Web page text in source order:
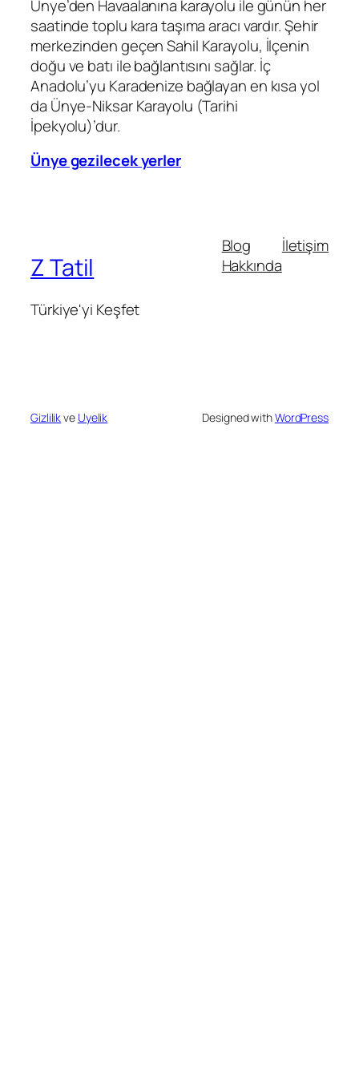
Ünye’den Havaalanına karayolu ile günün her
saatinde toplu kara taşıma aracı vardır. Şehir
merkezinden geçen Sahil Karayolu, İlçenin
doğu ve batı ile bağlantısını sağlar. İç
Anadolu’yu Karadenize bağlayan en kısa yol
da Ünye-Niksar Karayolu (Tarihi
İpekyolu)’dur.
Ünye gezilecek yerler
Z Tatil
Türkiye'yi Keşfet
Blog
Hakkında
İletişim
Gizlilikve Uyelik Designed withWordPress